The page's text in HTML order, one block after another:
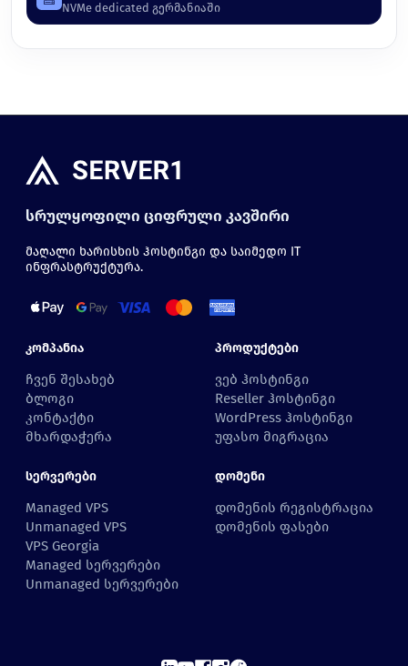
NVMe dedicated გერმანიაში
სრულყოფილი ციფრული კავშირი
მაღალი ხარისხის ჰოსტინგი და საიმედო IT
ინფრასტრუქტურა.
Კომპანია
ჩვენ შესახებ
ბლოგი
კონტაქტი
მხარდაჭერა
Პროდუქტები
ვებ ჰოსტინგი
Reseller ჰოსტინგი
WordPress ჰოსტინგი
უფასო მიგრაცია
Სერვერები
Managed VPS
Unmanaged VPS
VPS Georgia
Managed სერვერები
Unmanaged სერვერები
Დომენი
დომენის რეგისტრაცია
დომენის ფასები